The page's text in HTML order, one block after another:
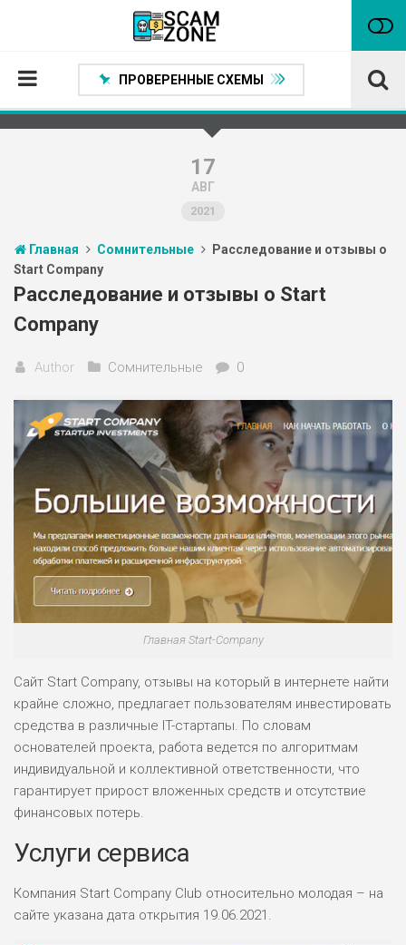
Проверенные способы заработка
Статьи
Партнеры
ПРОВЕРЕННЫЕ СХЕМЫ
17
АВГ
2021
Главная Сомнительные
Расследование и отзывы о
Start Company
Расследование и отзывы о Start
Company
Author Сомнительные 0
Главная Start-Company
Сайт Start Company, отзывы на который в интернете найти
крайне сложно, предлагает пользователям инвестировать
средства в различные IT-стартапы. По словам
основателей проекта, работа ведется по алгоритмам
индивидуальной и коллективной ответственности, что
гарантирует прирост вложенных средств и отсутствие
финансовых потерь.
Услуги сервиса
Компания Start Company Club относительно молодая – на
сайте указана дата открытия 19.06.2021.